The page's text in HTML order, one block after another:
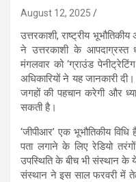
August 12, 2025
उत्तरकाशी, राष्ट्रीय
ने उत्तरकाशी के आपदाग्रस्त
मंगलवार को ‘ग्राउंड
अधिकारियों ने यह जानकारी
जगहों की पहचान करेगी और
सकती है।
‘जीपीआर’ एक भूभौतिकीय
पता लगाने के लिए रेडियो
उपस्थिति के बीच भी संस्थान के
संस्थान ने इस साल फरवरी में